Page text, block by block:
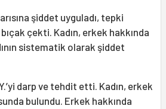
şiddet uyguladı, tepki
çekti. Kadın, erkek hakkında
sistematik olarak şiddet
darp ve tehdit etti. Kadın, erkek
bulundu. Erkek hakkında